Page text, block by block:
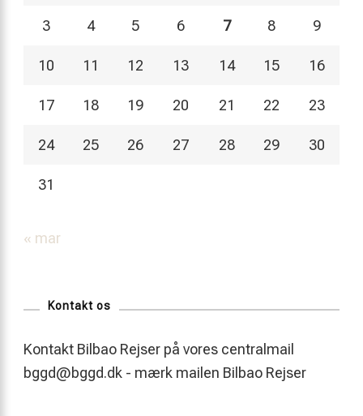
3 4 5 6 7 8 9
10 11 12 13 14 15 16
17 18 19 20 21 22 23
24 25 26 27 28 29 30
31
« mar
Kontakt os
Kontakt Bilbao Rejser på vores centralmail
bggd@bggd.dk - mærk mailen Bilbao Rejser